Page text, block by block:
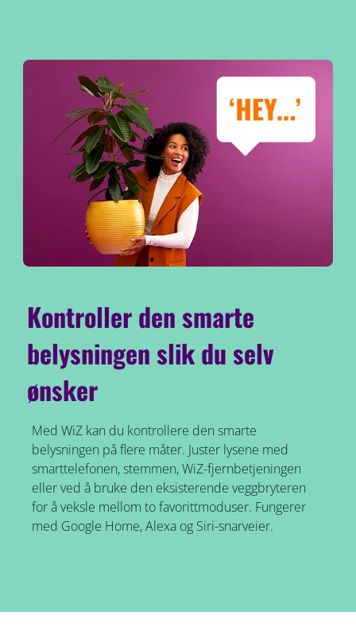
Kontroller den smarte
belysningen slik du selv
ønsker
Med WiZ kan du kontrollere den smarte
belysningen på flere måter. Juster lysene med
smarttelefonen, stemmen, WiZ-fjernbetjeningen
eller ved å bruke den eksisterende veggbryteren
for å veksle mellom to favorittmoduser. Fungerer
med Google Home, Alexa og Siri-snarveier.